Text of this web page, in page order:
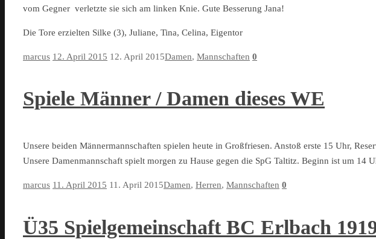
vom Gegner verletzte sie sich am linken Knie. Gute Besserung Jana!
Die Tore erzielten Silke (3), Juliane, Tina, Celina, Eigentor
marcus 12. April 2015 12. April 2015Damen, Mannschaften 0
Spiele Männer / Damen dieses WE
Unsere beiden Männermannschaften spielen heute in Großfriesen. Anstoß erste 15 Uhr,
Unsere Damenmannschaft spielt morgen zu Hause gegen die SpG Taltitz. Beginn ist um 14
marcus 11. April 2015 11. April 2015Damen, Herren, Mannschaften 0
Ü35 Spielgemeinschaft BC Erlbach